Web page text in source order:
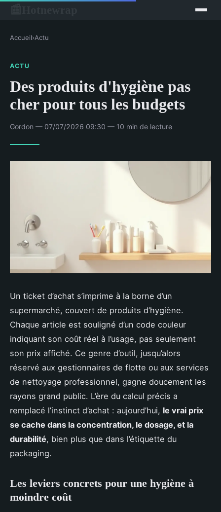
Accueil›Actu
ACTU
Des produits d'hygiène pas
cher pour tous les budgets
Gordon — 07/07/2026 09:30 — 10 min de lecture
Un ticket d’achat s’imprime à la borne d’un
supermarché, couvert de produits d’hygiène.
Chaque article est souligné d’un code couleur
indiquant son coût réel à l’usage, pas seulement
son prix affiché. Ce genre d’outil, jusqu’alors
réservé aux gestionnaires de flotte ou aux services
de nettoyage professionnel, gagne doucement les
rayons grand public. L’ère du calcul précis a
remplacé l’instinct d’achat : aujourd’hui, le vrai prix
se cache dans la concentration, le dosage, et la
durabilité, bien plus que dans l’étiquette du
packaging.
Les leviers concrets pour une hygiène à
moindre coût